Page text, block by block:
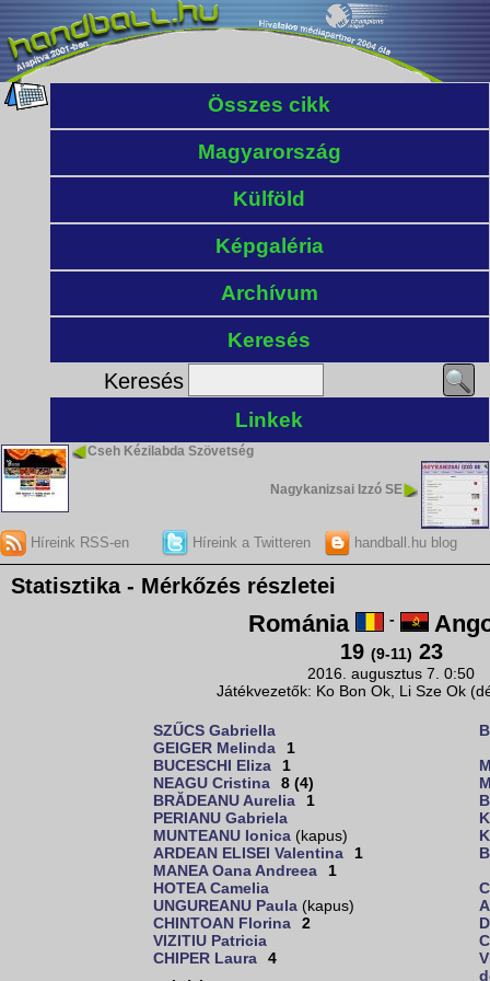
Összes cikk
Magyarország
Külföld
Képgaléria
Archívum
Keresés
Keresés
Linkek
Cseh Kézilabda Szövetség
Nagykanizsai Izzó SE
Híreink RSS-en Híreink a Twitteren handball.hu blog
Statisztika - Mérkőzés részletei
Románia -
19 (9-11) 23
2016. augusztus 7. 0:50
Játékvezetők: Ko Bon Ok, Li Sze Ok
SZŰCS Gabriella
GEIGER Melinda
1
BUCESCHI Eliza
1
NEAGU Cristina
8 (4)
BRĂDEANU Aurelia
1
PERIANU Gabriela
MUNTEANU Ionica (kapus)
ARDEAN ELISEI Valentina
1
MANEA Oana Andreea
1
HOTEA Camelia
UNGUREANU Paula (kapus)
CHINTOAN Florina
2
VIZITIU Patricia
CHIPER Laura
4